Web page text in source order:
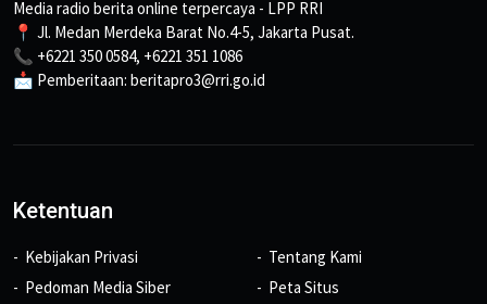
Media radio berita online terpercaya - LPP RRI
📍 Jl. Medan Merdeka Barat No.4-5, Jakarta Pusat.
📞 +6221 350 0584, +6221 351 1086
📩 Pemberitaan: beritapro3@rri.go.id
Ketentuan
Kebijakan Privasi
Pedoman Media Siber
Tentang Kami
Peta Situs